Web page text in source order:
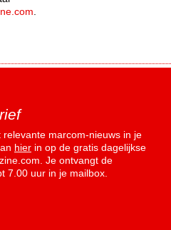
marcom-nieuws in je
hier in op de gratis dagelijkse
Je ontvangt de
7.00 uur in je mailbox.